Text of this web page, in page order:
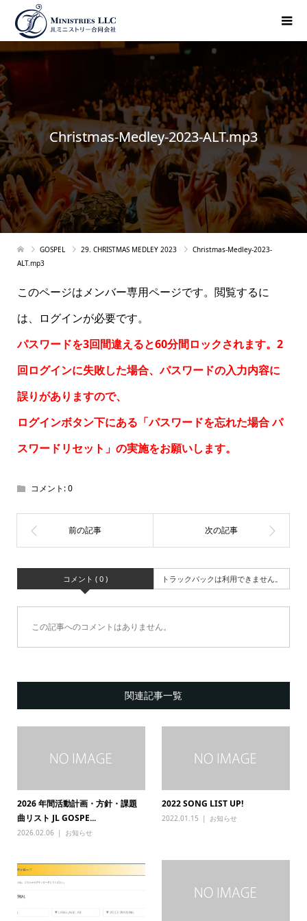
Christmas-Medley-2023-ALT.mp3
GOSPEL 29. CHRISTMAS MEDLEY 2023
Christmas-Medley-2023-
ALT.mp3
このページはメンバー専用ページです。閲覧するに
は、ログインが必要です。
パスワードを3回間違えると60分間ロックされます。2
回ログインに失敗した場合、パスワードの入力内容に
誤りがありますので、
ログインボタン下にある「パスワードを忘れた場合パ
スワードリセット 」の実施をお願いします。
コメント:0
コメント ( 0 ) トラックバックは利用できません。
この記事へのコメントはありません。
関連記事一覧
2026 年間活動計画・方針・課題
曲リスト JL GOSPE...
2026.02.06 お知らせ
2022 SONG LIST UP!
2022.01.15 お知らせ